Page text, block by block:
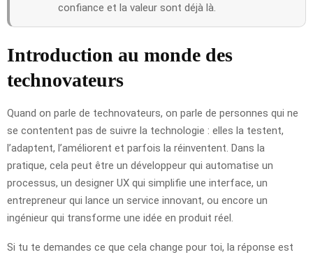
confiance et la valeur sont déjà là.
Introduction au monde des
technovateurs
Quand on parle de technovateurs, on parle de personnes qui ne
se contentent pas de suivre la technologie : elles la testent,
l’adaptent, l’améliorent et parfois la réinventent. Dans la
pratique, cela peut être un développeur qui automatise un
processus, un designer UX qui simplifie une interface, un
entrepreneur qui lance un service innovant, ou encore un
ingénieur qui transforme une idée en produit réel.
Si tu te demandes ce que cela change pour toi, la réponse est